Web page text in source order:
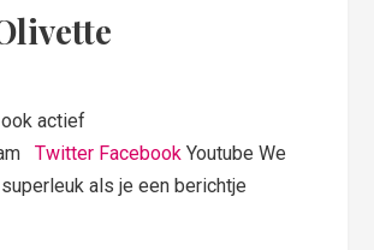
actief
Twitter Facebook Youtube We
als je een berichtje